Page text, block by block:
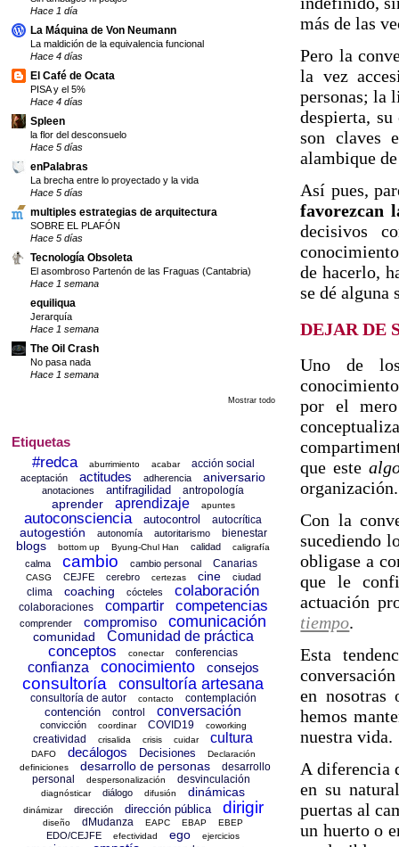
más de las
Pero la
la vez
personas; la
despierta,
son claves
alambique
Así pues,
favorezcan
decisivos
de hacerlo,
se dé alguna
DEJAR DE
Uno de
por el
que este
organización.
Con la
sucediendo
obligase a
que le
actuación
tiempo.
Esta
en nosotras
hemos
nuestra vida.
A diferencia
en su
puertas al
un huerto o
Hace 1 día
La Máquina de Von Neumann
La maldición de la equivalencia funcional
Hace 4 días
El Café de Ocata
PISA y el 5%
Hace 4 días
Spleen
la flor del desconsuelo
Hace 5 días
enPalabras
La brecha entre lo proyectado y la vida
Hace 5 días
multiples estrategias de arquitectura
SOBRE EL PLAFÓN
Hace 5 días
Tecnología Obsoleta
El asombroso Partenón de las Fraguas (Cantabria)
Hace 1 semana
equiliqua
Jerarquía
Hace 1 semana
The Oil Crash
No pasa nada
Hace 1 semana
Mostrar todo
Etiquetas
#redca aburrimiento acabar acción social
aceptación actitudes adherencia aniversario
anotaciones antifragilidad antropología
aprender aprendizaje apuntes
autoconsciencia autocontrol autocrítica
autogestión autonomía autoritarismo bienestar
blogs bottom up Byung-Chul Han calidad caligrafía
calma cambio cambio personal Canarias
CASG CEJFE cerebro certezas cine ciudad
clima coaching cócteles colaboración
colaboraciones compartir competencias
comprender compromiso comunicación
comunidad Comunidad de práctica
conceptos conectar conferencias
confianza conocimiento consejos
consultoría consultoría artesana
consultoría de autor contacto contemplación
contención control conversación
convicción coordinar COVID19 coworking
creatividad crisalida crisis cuidar cultura
DAFO decálogos Decisiones
Declaración
definiciones
desarrollo de personas
desarrollo
personal
despersonalización desvinculación
diagnósticar diálogo difusión dinámicas
dinámizar dirección dirección pública dirigir
diseño dMudanza EAPC EBAP EBEP
EDO/CEJFE efectividad ego ejercicios